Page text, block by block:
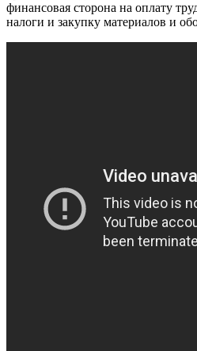
финансовая сторона на оплату
налоги и закупку материалов и